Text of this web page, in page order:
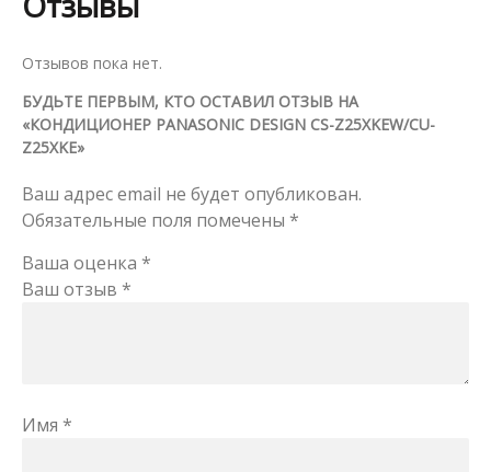
Отзывов пока нет.
БУДЬТЕ ПЕРВЫМ, КТО ОСТАВИЛ ОТЗЫВ НА
«КОНДИЦИОНЕР PANASONIC DESIGN CS-Z25XKEW/CU-
Z25XKE»
Ваш адрес email не будет опубликован.
Обязательные поля помечены *
Ваша оценка *
Ваш отзыв *
Имя *